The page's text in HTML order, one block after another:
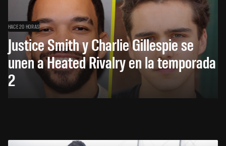
HACE 20 HORAS
Justice Smith y Charlie Gillespie se
unen a Heated Rivalry en la temporada
2